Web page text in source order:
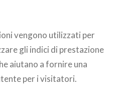
vengono utilizzati per
gli indici di prestazione
aiutano a fornire una
per i visitatori.